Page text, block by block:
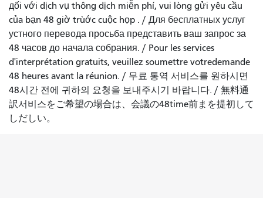
дối với dịch vụ thông dịch miễn phí, vui lòng gửi yêu cầu
của bạn 48 giờ trùớc cuộc họp . / Для бесплатных услуг
устного перевода просьба представить ваш запрос за
48 часов до начала собрания. / Pour les services
d'interprétation gratuits, veuillez soumettre votredemande
48 heures avant la réunion. / 무료 통역 서비스를 원하시면
48시간 전에 귀하의 요청을 보내주시기 바랍니다. / 無料通
訳서비스をご希望の場合は、会議の48time前まを提初して
しだしい。